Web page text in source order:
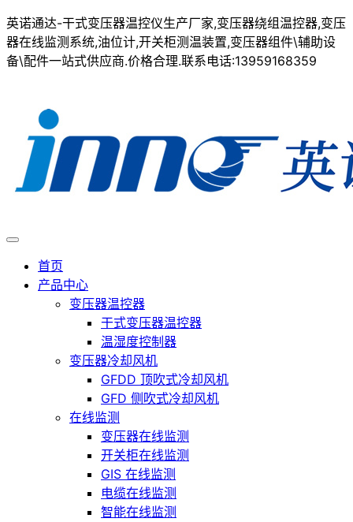
英诺通达-干式变压器温控仪生产厂家,变压器绕组温控器,变压
器在线监测系统,油位计,开关柜测温装置,变压器组件\辅助设
备\配件一站式供应商.价格合理.联系电话:13959168359
首页
产品中心
变压器温控器
干式变压器温控器
温湿度控制器
变压器冷却风机
GFDD 顶吹式冷却风机
GFD 侧吹式冷却风机
在线监测
变压器在线监测
开关柜在线监测
GIS 在线监测
电缆在线监测
智能在线监测